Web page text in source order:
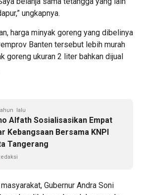
ungkapnya.
harga minyak goreng yang dibelinya
Banten tersebut lebih murah
goreng ukuran 2 liter bahkan dijual
lalu
Alfath Sosialisasikan Empat
Kebangsaan Bersama KNPI
Tangerang
Gubernur Andra Soni